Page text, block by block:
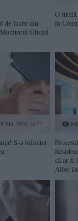
de lucru din
Oficial
O firmă
în
Jun, 2026 10:33
S-a înființat
că ar fi
Alior